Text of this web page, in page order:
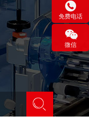

免费电话

微信